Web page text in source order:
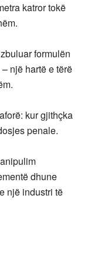
katror tokë
formulën
një hartë e tërë
kur gjithçka
penale.
dhune
një industri të